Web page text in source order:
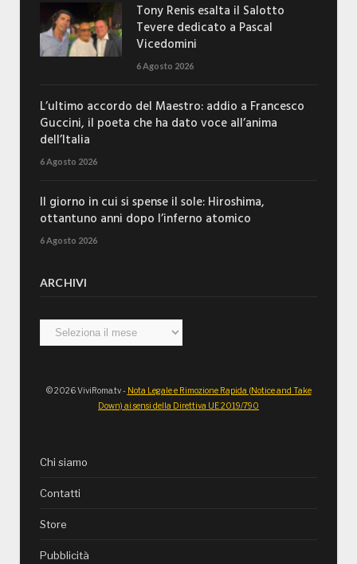
Tony Renis esalta il Salotto
Tevere dedicato a Pascal
Vicedomini
6 Agosto 2026
L’ultimo accordo del Maestro: addio a Francesco
Guccini, il poeta che ha dato voce all’anima
dell’Italia
6 Agosto 2026
Il giorno in cui si spense il sole: Hiroshima,
ottantuno anni dopo l’inferno atomico
6 Agosto 2026
ARCHIVI
Archivi
© 2026 ViviRoma.tv - Nota Legale e Rimozione Rapida (Notice and Take
Down) ai sensi della Direttiva UE 2019/790
Chi siamo
Contatti
Store
Pubblicità